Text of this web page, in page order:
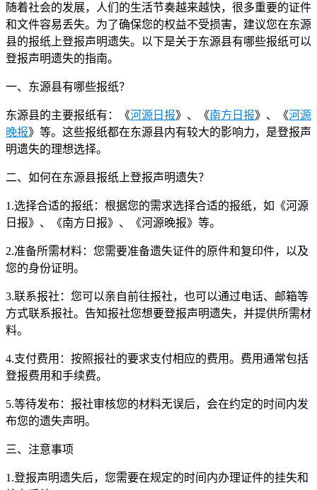
随着社会的发展，人们的生活节奏越来越快，很多重要的证件
和文件容易丢失。为了确保您的权益不受损害，建议您在东源
县的报纸上登报声明遗失。以下是关于东源县有哪些报纸可以
登报声明遗失的指南。
一、东源县有哪些报纸？
东源县的主要报纸有：《河源日报》、《南方日报》、《河源
晚报》等。这些报纸都在东源县内有较大的影响力，是登报声
明遗失的理想选择。
二、如何在东源县报纸上登报声明遗失？
1.选择合适的报纸：根据您的需求选择合适的报纸，如《河源
日报》、《南方日报》、《河源晚报》等。
2.准备所需材料：您需要准备遗失证件的原件和复印件，以及
您的身份证明。
3.联系报社：您可以亲自前往报社，也可以通过电话、邮箱等
方式联系报社。告知报社您想要登报声明遗失，并提供所需材
料。
4.支付费用：按照报社的要求支付相应的费用。费用通常包括
登报费用和手续费。
5.等待发布：报社审核您的材料无误后，会在约定的时间内发
布您的遗失声明。
三、注意事项
1.登报声明遗失后，您需要在规定的时间内办理证件的挂失和